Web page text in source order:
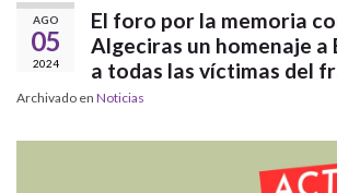
AGO
05
2024
El foro por la memoria
Algeciras un homenaje a
a todas las víctimas del
Archivado en Noticias